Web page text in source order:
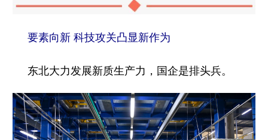
要素向新 科技攻关凸显新作为
东北大力发展新质生产力，国企是排头兵。